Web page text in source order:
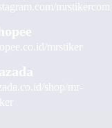
mrstikercom
mrstiker
shop/mr-